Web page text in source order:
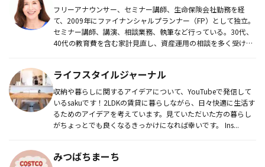
フリーアナウンサー、セミナー講師、生命保険会社勤務を経
て、2009年にファイナンシャルプランナー（FP）として独立。
セミナー講師、講演、相談業務、執筆など行っている。30代、
40代の教育費を含む家計見直し、資産運用の相談を多く受けて
ライフスタイルジャーナル
収納や暮らしに関するアイデアについて、YouTubeで発信して
いるsakuです！2LDKの賃貸に暮らしながら、日々快適に生活す
るためのアイデアを考えています。見ていただいた方の暮らし
がちょっとでも良くなるきっかけになれば幸いです。 Ins...
みつばちまーち